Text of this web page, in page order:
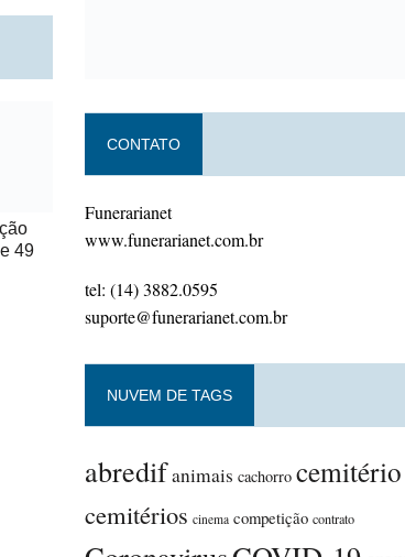
49
CONTATO
Funerarianet
www.funerarianet.com.br
tel: (14) 3882.0595
suporte@funerarianet.com.br
NUVEM DE TAGS
abredifanimais cachorro cemitério
cemitérios cinema competição contrato